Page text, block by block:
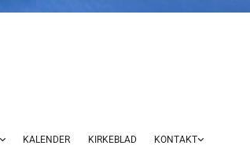
KALENDER KIRKEBLAD KONTAKT